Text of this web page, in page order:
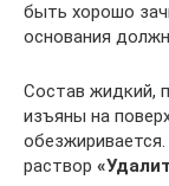
быть хорошо
основания
Состав жидкий,
изъяны на
раствор